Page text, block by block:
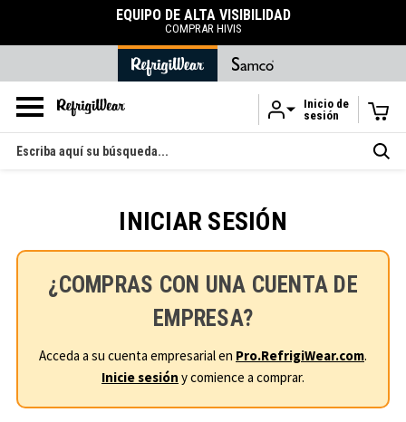
Ir al contenido principal
EQUIPO DE ALTA VISIBILIDAD
COMPRAR HIVIS
Inicio de
sesión
Buscar
en
INICIAR SESIÓN
¿COMPRAS CON UNA CUENTA DE
EMPRESA?
Acceda a su cuenta empresarial en Pro.RefrigiWear.com.
Inicie sesión y comience a comprar.